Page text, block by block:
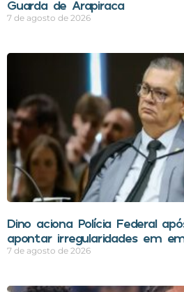
Guarda de Arapiraca
7 de agosto de 2026
Dino aciona Polícia Federal
apontar irregularidades em
7 de agosto de 2026